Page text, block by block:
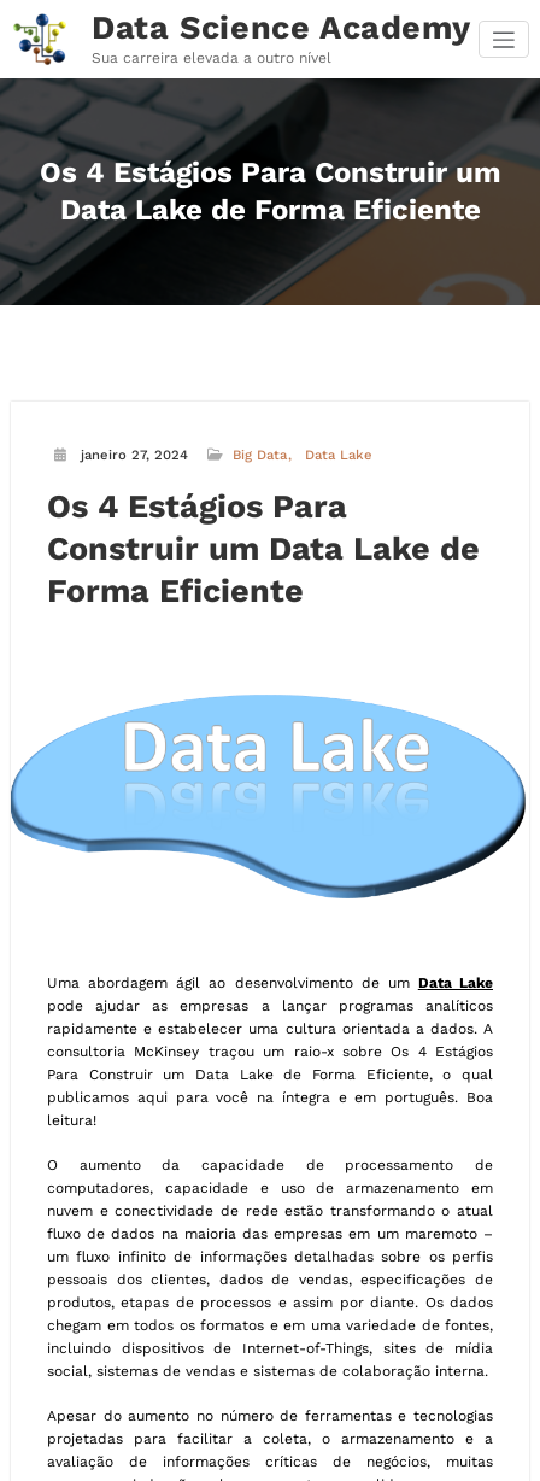
para
conteúdo
Data Science Academy
Sua carreira elevada a outro nível
Os 4 Estágios Para Construir um
Data Lake de Forma Eficiente
janeiro 27, 2024 Big Data Data Lake
Os 4 Estágios Para
Construir um Data Lake de
Forma Eficiente
Uma abordagem ágil ao desenvolvimento de um Data Lake
pode ajudar as empresas a lançar programas analíticos
rapidamente e estabelecer uma cultura orientada a dados. A
consultoria McKinsey traçou um raio-x sobre Os 4 Estágios
Para Construir um Data Lake de Forma Eficiente, o qual
publicamos aqui para você na íntegra e em português. Boa
leitura!
O aumento da capacidade de processamento de
computadores, capacidade e uso de armazenamento em
nuvem e conectividade de rede estão transformando o atual
fluxo de dados na maioria das empresas em um maremoto –
um fluxo infinito de informações detalhadas sobre os perfis
pessoais dos clientes, dados de vendas, especificações de
produtos, etapas de processos e assim por diante. Os dados
chegam em todos os formatos e em uma variedade de fontes,
incluindo dispositivos de Internet-of-Things, sites de mídia
social, sistemas de vendas e sistemas de colaboração interna.
Apesar do aumento no número de ferramentas e tecnologias
projetadas para facilitar a coleta, o armazenamento e a
avaliação de informações críticas de negócios, muitas